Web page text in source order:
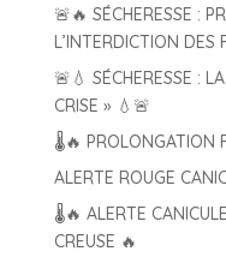
🚨🔥 SÉCHERESSE :
L’INTERDICTION DES
🚨💧 SÉCHERESSE :
CRISE » 💧🚨
🌡️🔥 PROLONGATION
ALERTE ROUGE
🌡️🔥 ALERTE
CREUSE 🔥